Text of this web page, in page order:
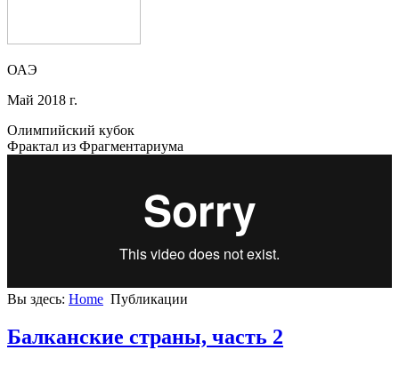
ОАЭ
Май 2018 г.
Олимпийский кубок
Фрактал из Фрагментариума
Вы здесь: Home Публикации
Балканские страны, часть 2